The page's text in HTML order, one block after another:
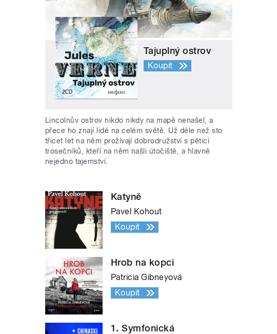
Tajuplný ostrov
Koupit
Lincolnův ostrov nikdo nikdy na mapě nenašel, a
přece ho znají lidé na celém světě. Už déle než sto
třicet let na něm prožívají dobrodružství s pěticí
trosečníků, kteří na něm našli útočiště, a hlavně
nejedno tajemství.
Katyně
Pavel Kohout
Koupit
Hrob na kopci
Patricia Gibneyová
Koupit
1. Symfonická